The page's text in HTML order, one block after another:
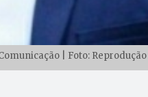
| Foto: Reprodução